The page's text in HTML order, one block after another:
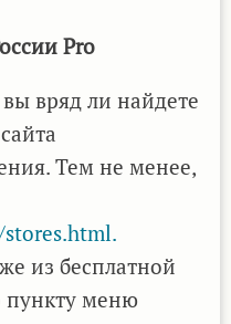
Pro
вряд ли найдете
Тем не менее,
из бесплатной
пункту меню